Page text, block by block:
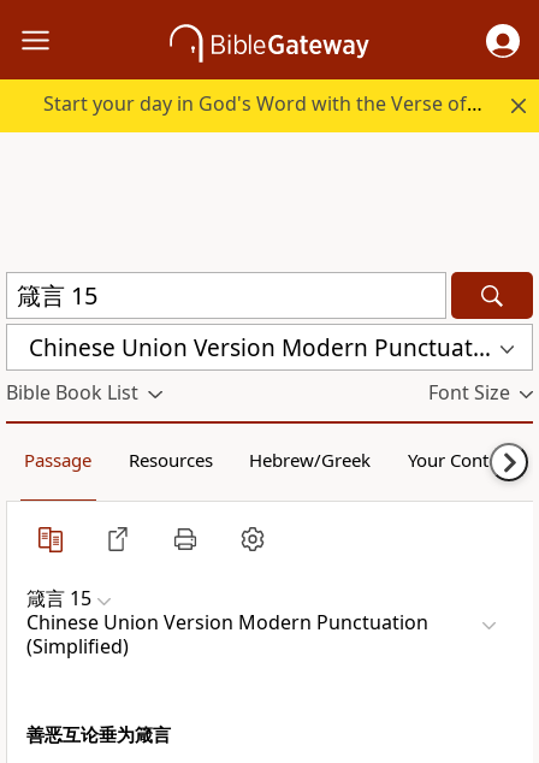
Start your day in God's Word with the Verse of the Day.
Chinese Union Version Modern Punctuation (Simplified) (CUVMPS)
Bible Book List Font Size
Passage Resources Hebrew/Greek Your Content
箴言 15
Chinese Union Version Modern Punctuation
(Simplified)
善恶互论垂为箴言